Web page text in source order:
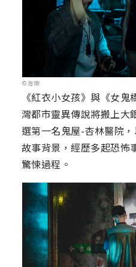
©海樂
《紅衣小女孩》與《女
灣都市靈異傳說將搬上大
選第一名鬼屋-杏林醫院
故事背景，經歷多起恐怖
驚悚過程。